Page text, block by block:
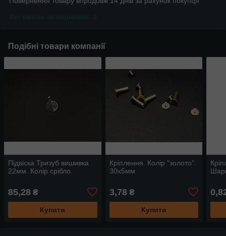
Подібні товари компанії
Підвіска Тризуб вишивка
22мм. Колір срібло.
85,28 ₴
Купити
Кріплення. Колір "золото".
30х5мм
3,78₴
Купити